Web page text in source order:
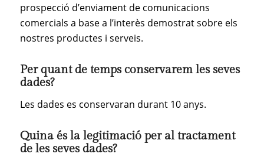
prospecció d’enviament de comunicacions
comercials a base a l’interès demostrat sobre els
nostres productes i serveis.
Per quant de temps conservarem les seves
dades?
Les dades es conservaran durant 10 anys.
Quina és la legitimació per al tractament
de les seves dades?